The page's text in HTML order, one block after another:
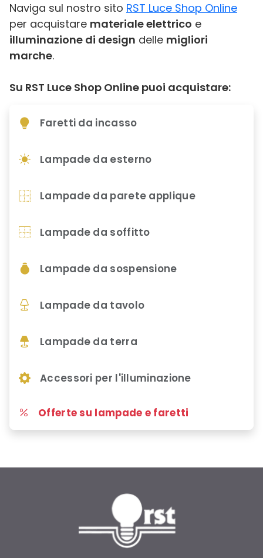
Naviga sul nostro sito RST Luce Shop Online
per acquistare materiale elettrico e
illuminazione di design delle migliori
marche.
Su RST Luce Shop Online puoi acquistare:
Faretti da incasso
Lampade da esterno
Lampade da parete applique
Lampade da soffitto
Lampade da sospensione
Lampade da tavolo
Lampade da terra
Accessori per l'illuminazione
Offerte su lampade e faretti